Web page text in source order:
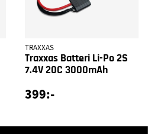
TRAXXAS
Traxxas Batteri Li-Po 2S
7.4V 20C 3000mAh
399:-